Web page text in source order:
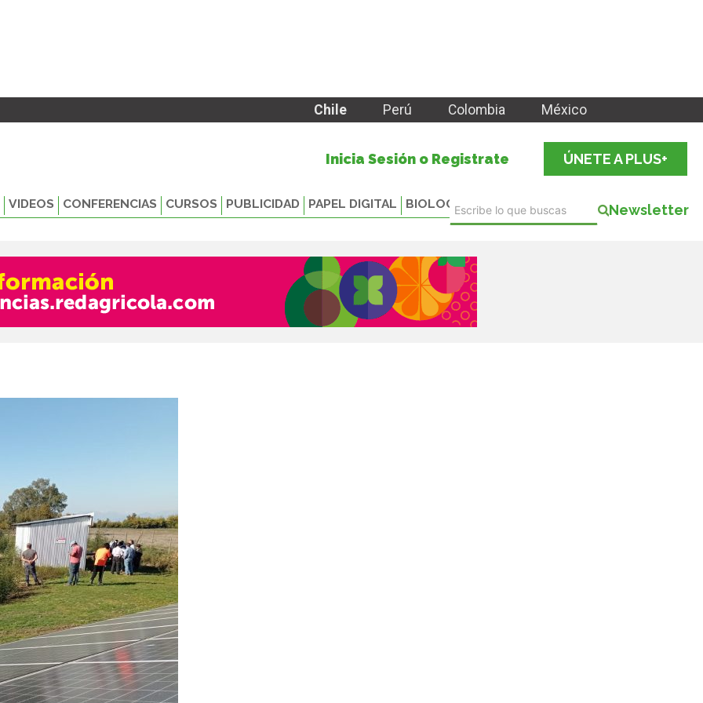
Chile Perú Colombia México
Inicia Sesión o Registrate ÚNETE A PLUS+
VIDEOS CONFERENCIAS CURSOS PUBLICIDAD PAPEL DIGITAL BIOLOGICALS Newsletter